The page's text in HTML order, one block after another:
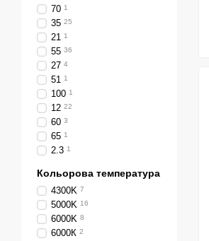
70 1
35 25
21 1
55 36
27 4
51 1
100 1
12 22
60 3
65 1
2.3 1
Кольорова температура
4300K 7
5000K 16
6000K 8
6000К 2